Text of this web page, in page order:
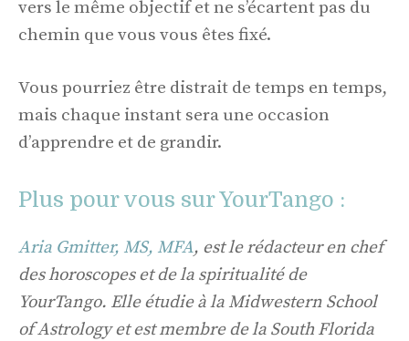
vers le même objectif et ne s’écartent pas du
chemin que vous vous êtes fixé.
Vous pourriez être distrait de temps en temps,
mais chaque instant sera une occasion
d’apprendre et de grandir.
Plus pour vous sur YourTango :
Aria Gmitter, MS, MFA, est le rédacteur en chef
des horoscopes et de la spiritualité de
YourTango. Elle étudie à la Midwestern School
of Astrology et est membre de la South Florida